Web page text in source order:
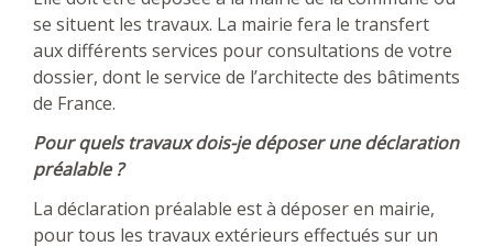
se situent les travaux. La mairie fera le transfert
aux différents services pour consultations de votre
dossier, dont le service de l’architecte des bâtiments
de France.
Pour quels travaux dois-je déposer une déclaration
préalable ?
La déclaration préalable est à déposer en mairie,
pour tous les travaux extérieurs effectués sur un